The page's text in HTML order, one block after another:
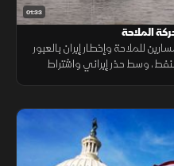
01:33
الملاحة
للملاحة وإخطار إيران بالعبور
يوماً لعودة النفط، وسط حذر إيراني واشتراط